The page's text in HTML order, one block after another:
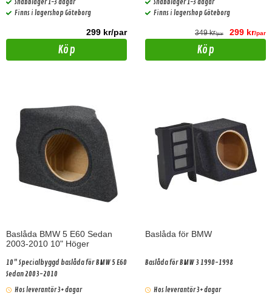
Snabblager 1-3 dagar
Finns i lagershop Göteborg
299 kr/par
Köp
Snabblager 1-3 dagar
Finns i lagershop Göteborg
349 kr/par 299 kr/par
Köp
Baslåda BMW 5 E60 Sedan
2003-2010 10" Höger
10" Specialbyggd baslåda för BMW 5 E60
Sedan 2003-2010
Hos leverantör 3+ dagar
Baslåda för BMW
Baslåda för BMW 3 1990-1998
Hos leverantör 3+ dagar